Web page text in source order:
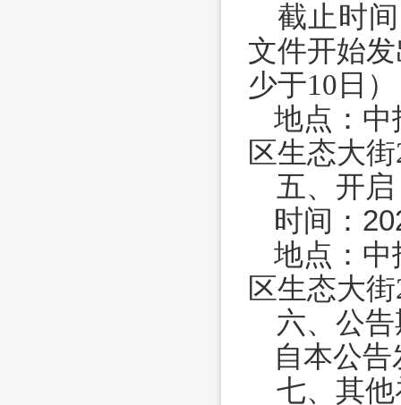
截止时
文件开始
少于10日
地点： 中
区生态大街
五、开启
时间：
地点： 中
区生态大街
六、公
自本公
七、其